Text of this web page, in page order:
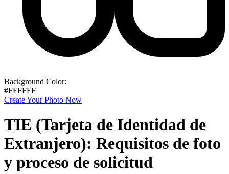
Background Color:
#FFFFFF
Create Your Photo Now
TIE (Tarjeta de Identidad de
Extranjero): Requisitos de foto
y proceso de solicitud